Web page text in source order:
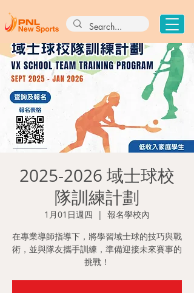
2025-2026 域士球校
隊訓練計劃
1月01日週四
  |
報名學校內
在專業導師指導下，將學習域士球的技巧與戰
術，並與隊友攜手訓練，準備迎接未來賽事的
挑戰！